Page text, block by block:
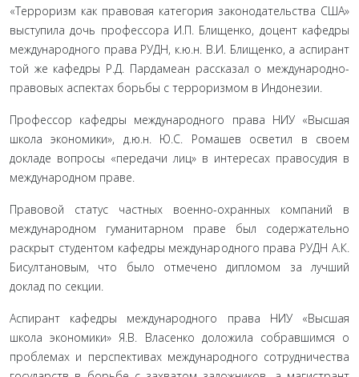
«Терроризм как правовая категория законодательства США»
выступила дочь профессора И.П. Блищенко, доцент кафедры
международного права РУДН, к.ю.н. В.И. Блищенко, а аспи­рант
той же кафедры Р.Д. Пардамеан рассказал о междуна­родно-
правовых аспектах борьбы с терроризмом в Индонезии.
Профессор кафедры международного права НИУ «Выс­шая
школа экономики», д.ю.н. Ю.С. Ромашев осветил в своем
докладе вопросы «передачи лиц» в интересах правосудия в
международном праве.
Правовой статус частных военно-охранных компаний в
международном гуманитарном праве был содержательно
раскрыт студентом кафедры международного права РУДН А.К.
Бисултановым, что было отмечено дипломом за лучший
доклад по секции.
Аспирант кафедры международного права НИУ «Выс­шая
школа экономики» Я.В. Власенко доложила собравшимся о
проблемах и перспективах международного сотрудничества